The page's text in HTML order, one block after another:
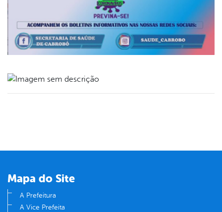
Mapa do Site
A Prefeitura
A Vice Prefeita